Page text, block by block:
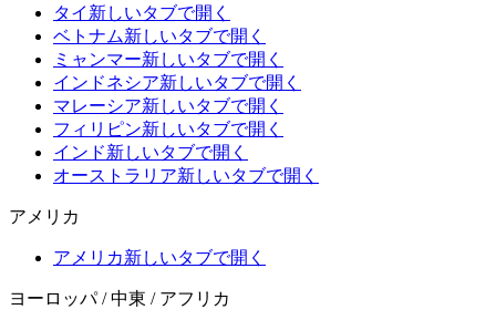
タイ 新しいタブで開く
ベトナム新しいタブで開く
ミャンマー新しいタブで開く
インドネシア新しいタブで開く
マレーシア新しいタブで開く
フィリピン新しいタブで開く
インド新しいタブで開く
オーストラリア新しいタブで開く
アメリカ
アメリカ新しいタブで開く
ヨーロッパ / 中東 / アフリカ